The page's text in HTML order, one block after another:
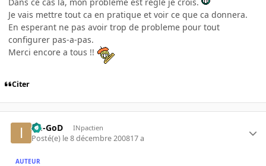
Je vais mettre tout ca en pratique et voir ce que ca donnera.
En esperant ne pas avoir trop de probleme pour tout
configurer pas-a-pas.
Merci encore a tous !!
Citer
Im-GoD INpactien
Posté(e) le 8 décembre 200817 a
AUTEUR